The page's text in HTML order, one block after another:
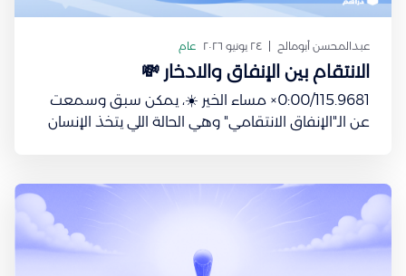
عبدالمحسن أبومالح ٢٤ يونيو ٢٠٢٦ عام
الانتقام بين الإنفاق والادخار 💸
0:00/115.9681× مساء الخير ☀️، يمكن سبق وسمعت
عن الـ"الإنفاق الانتقامي" وهي الحالة اللي يتخذ الإنسان
والإغلاق في جائحة كورونا، في هذي الحالة وهو سلوك
الناس اللي كانت